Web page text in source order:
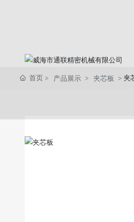
首页 产品展示 夹芯板 夹